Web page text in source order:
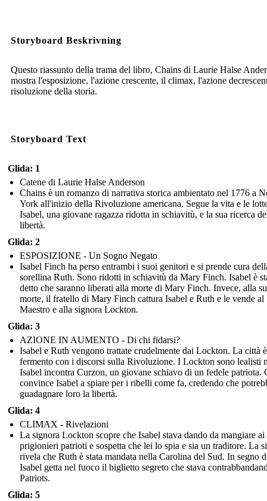
Storyboard Beskrivning
Questo riassunto della trama del libro, Chains di Laurie Halse
mostra l'esposizione, l'azione crescente, il climax, l'azione
risoluzione della storia.
Storyboard Text
Glida: 1
Catene di Laurie Halse Anderson
Chains è un romanzo di narrativa storica ambientato nel 1776 a
York all'inizio della Rivoluzione americana. Segue la vita e le
Isabel, una giovane ragazza ridotta in schiavitù, e la sua ricerca
libertà.
Glida: 2
ESPOSIZIONE - Un Sogno Negato
Isabel Finch ha perso entrambi i suoi genitori e si prende cura
sorellina Ruth. Sono ridotti in schiavitù da Mary Finch. Isabel è
detto che saranno liberati alla morte di Mary Finch. Invece, alla
morte, il fratello di Mary Finch cattura Isabel e Ruth e le vende al
Maestro e alla signora Lockton.
Glida: 3
AZIONE IN AUMENTO - Di chi fidarsi?
Isabel e Ruth vengono trattate crudelmente dai Lockton. La città
fermento con i discorsi sulla Rivoluzione. I Lockton sono lealisti
Isabel incontra Curzon, un giovane schiavo di un fedele patriota.
convince Isabel a spiare per i ribelli come fa, credendo che
guadagnare loro la libertà.
Glida: 4
CLIMAX - Rivelazioni
La signora Lockton scopre che Isabel stava dando da mangiare ai
prigionieri patrioti e sospetta che lei lo spia e sia un traditore. La
rivela che Ruth è stata mandata nella Carolina del Sud. In segno
Isabel getta nel fuoco il biglietto segreto che stava
Patriots.
Glida: 5